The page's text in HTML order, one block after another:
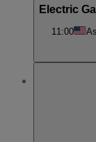
Electric
11:00